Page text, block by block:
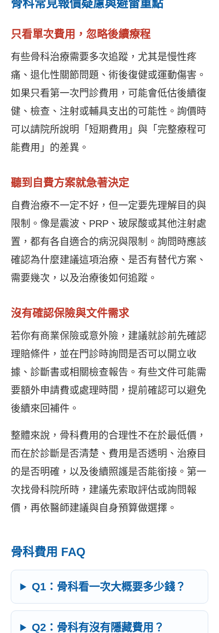
骨科常見報價疑慮與避雷重點
只看單次費用，忽略後續療程
有些骨科治療需要多次追蹤，尤其是慢性疼
痛、退化性關節問題、術後復健或運動傷害。
如果只看第一次門診費用，可能會低估後續復
健、檢查、注射或輔具支出的可能性。詢價時
可以請院所說明「短期費用」與「完整療程可
能費用」的差異。
聽到自費方案就急著決定
自費治療不一定不好，但一定要先理解目的與
限制。像是震波、PRP、玻尿酸或其他注射處
置，都有各自適合的病況與限制。詢問時應該
確認為什麼建議這項治療、是否有替代方案、
需要幾次，以及治療後如何追蹤。
沒有確認保險與文件需求
若你有商業保險或意外險，建議就診前先確認
理賠條件，並在門診時詢問是否可以開立收
據、診斷書或相關檢查報告。有些文件可能需
要額外申請費或處理時間，提前確認可以避免
後續來回補件。
整體來說，骨科費用的合理性不在於最低價，
而在於診斷是否清楚、費用是否透明、治療目
的是否明確，以及後續照護是否能銜接。第一
次找骨科院所時，建議先索取評估或詢問報
價，再依醫師建議與自身預算做選擇。
骨科費用 FAQ
Q1：骨科看一次大概要多少錢？
Q2：骨科有沒有隱藏費用？